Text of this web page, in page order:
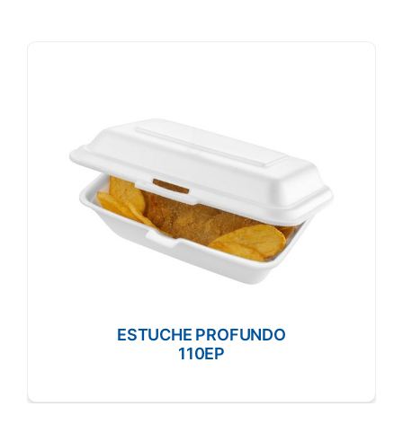
POTE REDONDO 3071 XLG CLEAR
M3071XLGC